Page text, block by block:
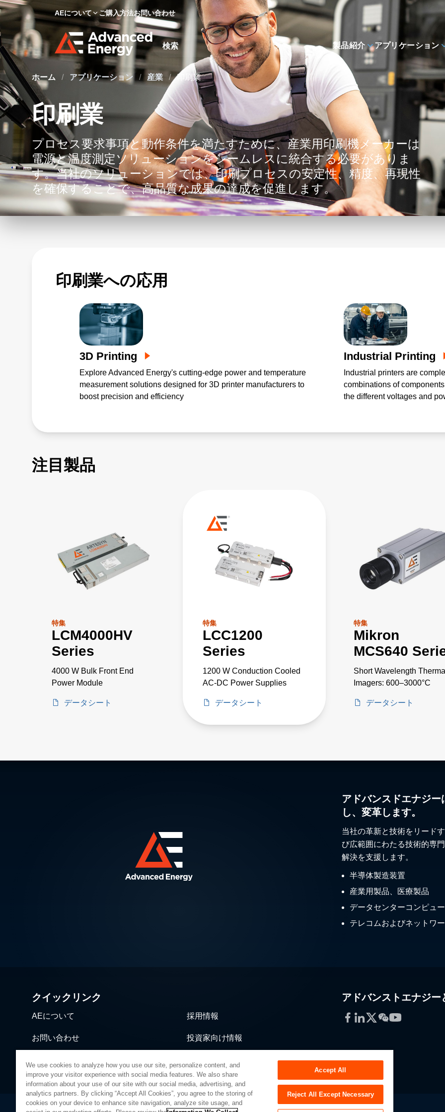
AEについて ご購入方法お問い合わせ
Site Search
製品紹介 アプリケーション
ホーム / アプリケーション / 産業 / 印刷業
印刷業
プロセス要求事項と動作条件を満たすために、産業用印刷機メーカーは
電源と温度測定ソリューションをシームレスに統合する必要がありま
す。当社のソリューションでは、印刷プロセスの安定性、精度、再現性
を確保することで、高品質な成果の達成を促進します。
印刷業への応用
3D Printing
Explore Advanced Energy's cutting-edge power and temperature
measurement solutions designed for 3D printer manufacturers to
boost precision and efficiency
Industrial Printing
Industrial printers are
combinations of
the different voltages and
注目製品
特集
LCM4000HV
Series
4000 W Bulk Front End
Power Module
データシート
特集
LCC1200
Series
1200 W Conduction Cooled
AC-DC Power Supplies
データシート
特集
Mikron
MCS640
Short Wavelength
Imagers: 600–3000°C
データシート
アドバンスドエナジ
し、変革します。
当社の革新と技術をリード
び広範囲にわたる技術的専
解決を支援します。
半導体製造装置
産業用製品、医療製品
データセンターコンピュ
テレコムおよびネットワ
クイックリンク
AEについて 採用情報
お問い合わせ 投資家向け情報
アドバンストエナジー
Facebook
LinkedIn
Twitter
WeChat
YouTube
We use cookies to analyze how you use our site, personalize content, and
improve your visitor experience with social media features. We also share
information about your use of our site with our social media, advertising, and
analytics partners. By clicking “Accept All Cookies”, you agree to the storing of
cookies on your device to enhance site navigation, analyze site usage, and
Accept All
Reject All Except Necessary